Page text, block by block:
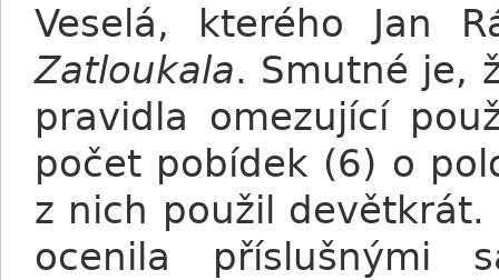
Veselá, kterého Jan
Zatloukala. Smutné je,
pravidla omezující
počet pobídek (6) o
z nich použil
ocenila